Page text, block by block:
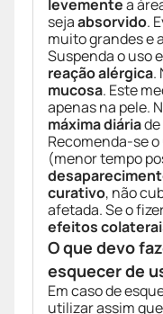
levementea
sejaabsorvido.
muito grandes e
Suspenda o uso
reação alérgica.
mucosa. Este
apenas na pele.
máxima diária
Recomenda-se o
(menor tempo
curativo, não
afetada. Se o
efeitos
O que devo
esquecer de
Em caso de
utilizar assim